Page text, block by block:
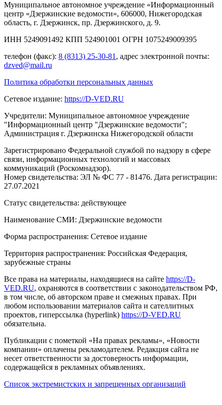
Муниципальное автономное учреждение «Информационный
центр «Дзержинские ведомости», 606000, Нижегородская
область, г. Дзержинск, пр. Дзержинского, д. 9.
ИНН 5249091492 КПП 524901001 ОГРН 1075249009395
телефон (факс): 8 (8313) 25-30-81 , адрес электронной почты:
dzved@mail.ru
Политика обработки персональных данных
Сетевое издание: https://D-VED.RU
Учредители: Муниципальное автономное учреждение
"Информационный центр "Дзержинские ведомости";
Администрация г. Дзержинска Нижегородской области
Зарегистрировано Федеральной службой по надзору в сфере
связи, информационных технологий и массовых
коммуникаций (Роскомнадзор).
Номер свидетельства: ЭЛ № ФС 77 - 81476. Дата регистрации:
27.07.2021
Статус свидетельства: действующее
Наименование СМИ: Дзержинские ведомости
Форма распространения: Сетевое издание
Территория распространения: Российская Федерация,
зарубежные страны
Все права на материалы, находящиеся на сайте https://D-
VED.RU, охраняются в соответствии с законодательством РФ,
в том числе, об авторском праве и смежных правах. При
любом использовании материалов сайта и сателлитных
проектов, гиперссылка (hyperlink) https://D-VED.RU
обязательна.
Публикации с пометкой «На правах рекламы», «Новости
компании» оплачены рекламодателем. Редакция сайта не
несет ответственности за достоверность информации,
содержащейся в рекламных объявлениях.
Список экстремистских и запрещенных организаций